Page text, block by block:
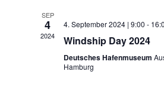
SEP
4
2024
4. September 2024 | 9:00 -
Windship Day 2024
Deutsches Hafenmuseum
Hamburg